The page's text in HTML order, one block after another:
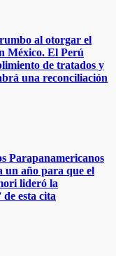
al otorgar el
México. El Perú
de tratados y
una reconciliación
Parapanamericanos
un año para que el
lideró la
esta cita